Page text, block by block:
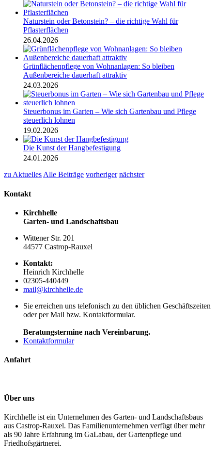
Naturstein oder Betonstein? – die richtige Wahl für
Pflasterflächen
26.04.2026
Grünflächenpflege von Wohnanlagen: So bleiben
Außenbereiche dauerhaft attraktiv
24.03.2026
Steuerbonus im Garten – Wie sich Gartenbau und Pflege
steuerlich lohnen
19.02.2026
Die Kunst der Hangbefestigung
24.01.2026
zu AktuellesAlle Beiträge vorheriger nächster
Kontakt
Kirchhelle
Garten- und Landschaftsbau
Wittener Str. 201
44577 Castrop-Rauxel
Kontakt:
Heinrich Kirchhelle
02305-440449
mail@kirchhelle.de
Sie erreichen uns telefonisch zu den üblichen Geschäftszeiten
oder per Mail bzw. Kontaktformular.
Beratungstermine nach Vereinbarung.
Kontaktformular
Anfahrt
Über uns
Kirchhelle ist ein Unternehmen des Garten- und Landschaftsbaus
aus Castrop-Rauxel. Das Familienunternehmen verfügt über mehr
als 90 Jahre Erfahrung im GaLabau, der Gartenpflege und
Friedhofsgärtnerei.